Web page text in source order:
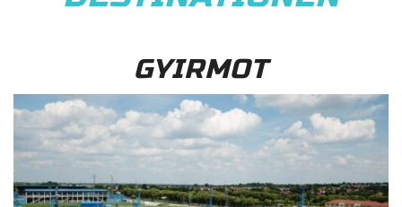
GYIRMOT